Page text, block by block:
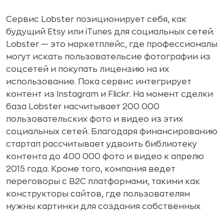
Сервис Lobster позиционирует себя, как
будущий Etsy или iTunes для социальных сетей.
Lobster — это маркетплейс, где профессионалы
могут искать пользовательсие фотографии из
соцсетей и покупать лицензию на их
использование. Пока сервис интегрирует
контент из Instagram и Flickr. На момент сделки
база Lobster насчитывает 200 000
пользовательских фото и видео из этих
социальных сетей. Благодаря финансированию
стартап рассчитывает удвоить библиотеку
контента до 400 000 фото и видео к апрелю
2015 года. Кроме того, компания ведет
переговоры с B2C платформами, такими как
конструкторы сайтов, где пользователям
нужны картинки для создания собственных